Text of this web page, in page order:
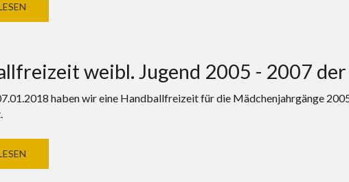
weibl. Jugend 2005 - 2007
haben wir eine Handballfreizeit für die Mädchenjahrgänge